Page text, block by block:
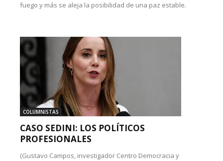
fuego y más se aleja la posibilidad de una paz estable.
COLUMNISTAS
CASO SEDINI: LOS POLÍTICOS
PROFESIONALES
(Gustavo Campos, investigador Centro Democracia y